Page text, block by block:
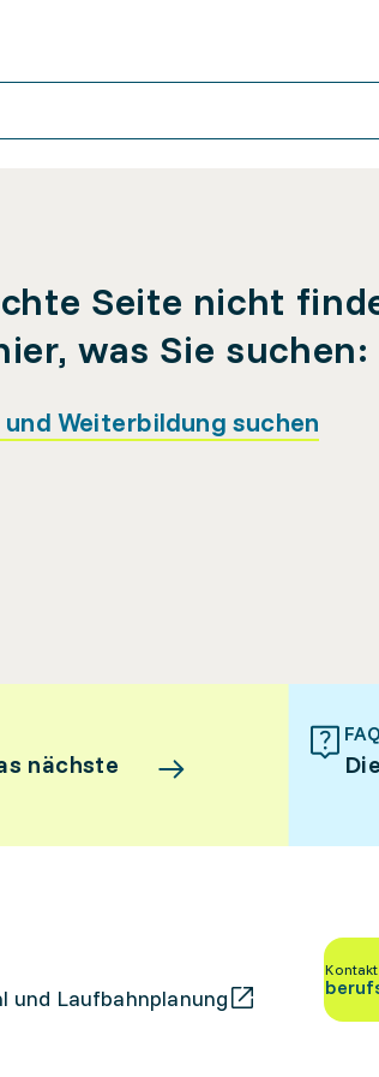
Seite nicht
was Sie suchen:
und Weiterbildung suchen
nächste
FAQ
und Laufbahnplanung
Kontakt